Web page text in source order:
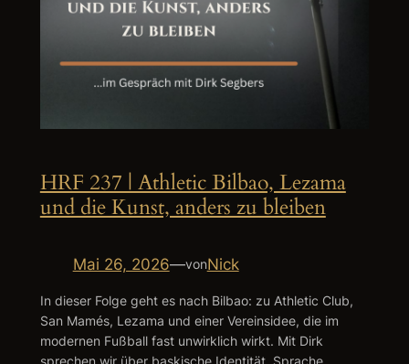
HRF 237 | Athletic Bilbao, Lezama
und die Kunst, anders zu bleiben
Mai 26, 2026—vonNick
In dieser Folge geht es nach Bilbao: zu Athletic Club,
San Mamés, Lezama und einer Vereinsidee, die im
modernen Fußball fast unwirklich wirkt. Mit Dirk